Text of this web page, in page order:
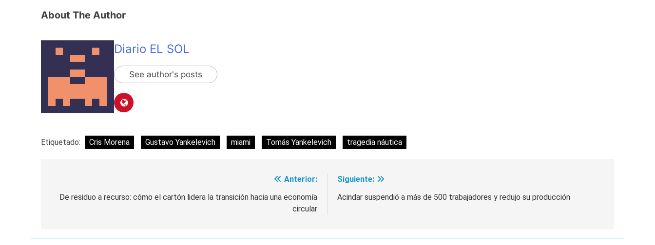
About The Author
Diario EL SOL
See author's posts
Etiquetado: Cris Morena Gustavo Yankelevich miami Tomás Yankelevich tragedia náutica
de
Anterior:
De residuo a recurso: cómo el cartón lidera la transición hacia una economía
circular
Siguiente:
Acindar suspendió a más de 500 trabajadores y redujo su producción